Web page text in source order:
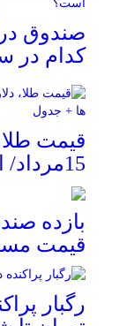
صندوق
کدام در سال ۱۴۰۴
قیمت
15مرداد/ افزایش قیمت ها + جدول
بازده
قیمت
رگبار